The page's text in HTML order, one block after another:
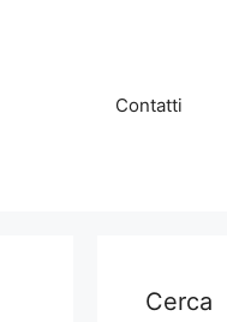
Contatti
Cerca